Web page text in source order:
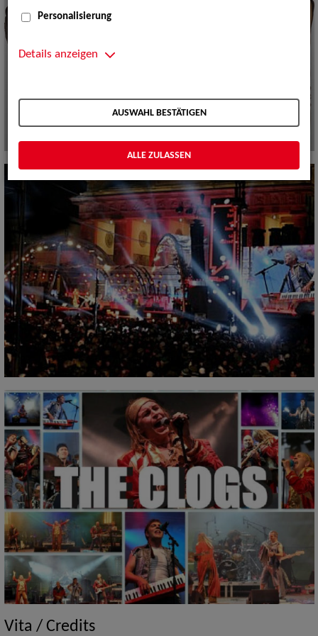
Vita / Credits
Personalisierung
Details anzeigen
AUSWAHL BESTÄTIGEN
ALLE ZULASSEN